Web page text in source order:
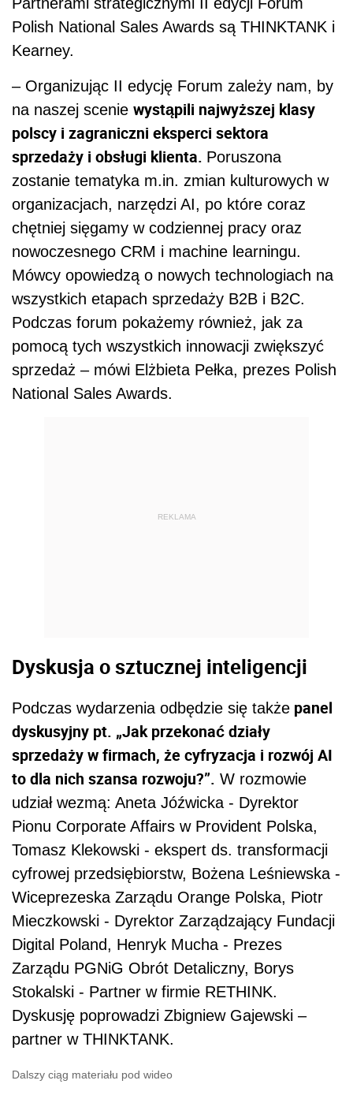
Polish National Sales Awards są THINKTANK i
Kearney.
– Organizując II edycję Forum zależy nam, by
na naszej scenie wystąpili najwyższej klasy
polscy i zagraniczni eksperci sektora
sprzedaży i obsługi klienta. Poruszona
zostanie tematyka m.in. zmian kulturowych w
organizacjach, narzędzi AI, po które coraz
chętniej sięgamy w codziennej pracy oraz
nowoczesnego CRM i machine learningu.
Mówcy opowiedzą o nowych technologiach na
wszystkich etapach sprzedaży B2B i B2C.
Podczas forum pokażemy również, jak za
pomocą tych wszystkich innowacji zwiększyć
sprzedaż – mówi Elżbieta Pełka, prezes Polish
National Sales Awards.
REKLAMA
Dyskusja o sztucznej inteligencji
Podczas wydarzenia odbędzie się także panel
dyskusyjny pt. „Jak przekonać działy
sprzedaży w firmach, że cyfryzacja i rozwój AI
to dla nich szansa rozwoju?”. W rozmowie
udział wezmą: Aneta Jóźwicka - Dyrektor
Pionu Corporate Affairs w Provident Polska,
Tomasz Klekowski - ekspert ds. transformacji
cyfrowej przedsiębiorstw, Bożena Leśniewska -
Wiceprezeska Zarządu Orange Polska, Piotr
Mieczkowski - Dyrektor Zarządzający Fundacji
Digital Poland, Henryk Mucha - Prezes
Zarządu PGNiG Obrót Detaliczny, Borys
Stokalski - Partner w firmie RETHINK.
Dyskusję poprowadzi Zbigniew Gajewski –
partner w THINKTANK.
Dalszy ciąg materiału pod wideo